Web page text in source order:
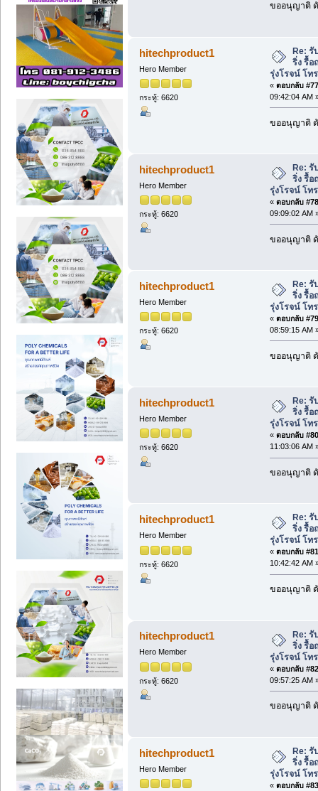
ขออนุญาติ
hitechproduct1
Hero Member
กระทู้: 6620
Re: รั
ริ่ง รื้อ
รุ่งโรจน์ โท
« ตอบกลับ
09:42:04 AM
ขออนุญาติ
hitechproduct1
Hero Member
กระทู้: 6620
Re: รั
ริ่ง รื้อ
รุ่งโรจน์ โท
« ตอบกลับ
09:09:02 AM
ขออนุญาติ
hitechproduct1
Hero Member
กระทู้: 6620
Re: รั
ริ่ง รื้อ
รุ่งโรจน์ โท
« ตอบกลับ
08:59:15 AM
ขออนุญาติ
hitechproduct1
Hero Member
กระทู้: 6620
Re: รั
ริ่ง รื้อ
รุ่งโรจน์ โท
« ตอบกลับ
11:03:06 AM
ขออนุญาติ
hitechproduct1
Hero Member
กระทู้: 6620
Re: รั
ริ่ง รื้อ
รุ่งโรจน์ โท
« ตอบกลับ
10:42:42 AM
ขออนุญาติ
hitechproduct1
Hero Member
กระทู้: 6620
Re: รั
ริ่ง รื้อ
รุ่งโรจน์ โท
« ตอบกลับ
09:57:25 AM
ขออนุญาติ
hitechproduct1
Hero Member
Re: รั
ริ่ง รื้อ
รุ่งโรจน์ โท
« ตอบกลับ